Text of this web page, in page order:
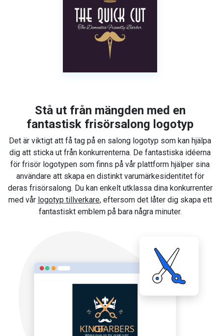
Stå ut från mängden med en
fantastisk frisörsalong logotyp
Det är viktigt att få tag på en salong logotyp som kan hjälpa
dig att sticka ut från konkurrenterna. De fantastiska idéerna
för frisör logotypen som finns på vår plattform hjälper sina
användare att skapa en distinkt varumärkesidentitet för
deras frisörsalong. Du kan enkelt utklassa dina konkurrenter
med vår logotyp tillverkare, eftersom det låter dig skapa ett
fantastiskt emblem på bara några minuter.